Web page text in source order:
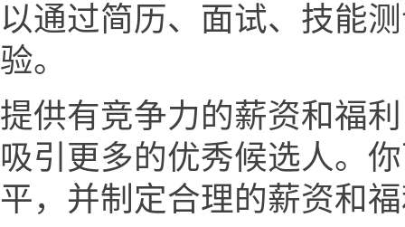
以通过简历、面试、技能
验。
提供有竞争力的薪资和福
吸引更多的优秀候选人。
平，并制定合理的薪资和